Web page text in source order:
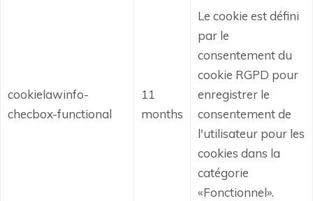
cookielawinfo-
checbox-functional
11
months
Le cookie est défini
par le
consentement du
cookie RGPD pour
enregistrer le
consentement de
l'utilisateur pour les
cookies dans la
catégorie
«Fonctionnel».